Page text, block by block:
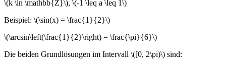
\(k \in \mathbb{Z}\), \(-1 \leq a \leq 1\)
Beispiel: \(\sin(x) = \frac{1}{2}\)
\(\arcsin\left(\frac{1}{2}\right) = \frac{\pi}{6}\)
Die beiden Grundlösungen im Intervall \([0, 2\pi)\) sind: